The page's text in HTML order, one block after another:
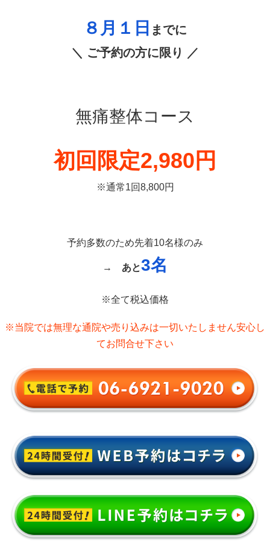
８月１日 までに
＼ ご予約の方に限り ／
無痛整体コース
初回限定2,980円
※通常1回8,800円
予約多数のため先着10名様のみ
→ あと3名
※全て税込価格
※当院では無理な通院や売り込みは一切いたしません安心し
てお問合せ下さい